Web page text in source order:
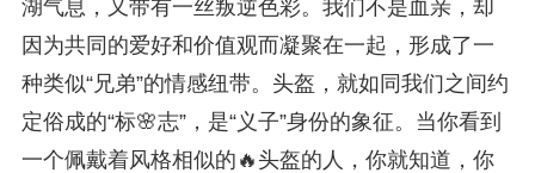
湖气息，又带有一丝叛逆色彩。我们不是血亲，却
因为共同的爱好和价值观而凝聚在一起，形成了一
种类似“兄弟”的情感纽带。头盔，就如同我们之间约
定俗成的“标🌸志”，是“义子”身份的象征。当你看到
一个佩戴着风格相似的🔥头盔的人，你就知道，你